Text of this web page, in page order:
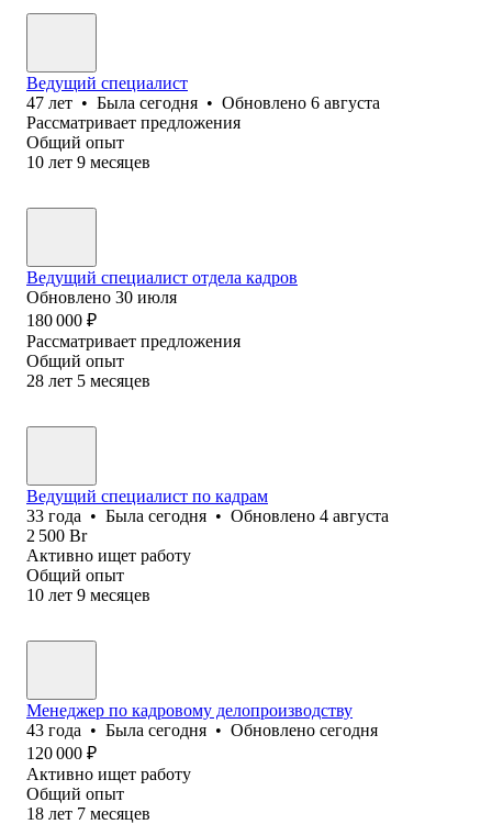
Ведущий специалист
47 лет • Была сегодня • Обновлено 6 августа
Рассматривает предложения
Общий опыт
10 лет 9 месяцев
Ведущий специалист отдела кадров
Обновлено 30 июля
180 000 ₽
Рассматривает предложения
Общий опыт
28 лет 5 месяцев
Ведущий специалист по кадрам
33 года • Была сегодня • Обновлено 4 августа
2 500 Br
Активно ищет работу
Общий опыт
10 лет 9 месяцев
Менеджер по кадровому делопроизводству
43 года • Была сегодня • Обновлено сегодня
120 000 ₽
Активно ищет работу
Общий опыт
18 лет 7 месяцев